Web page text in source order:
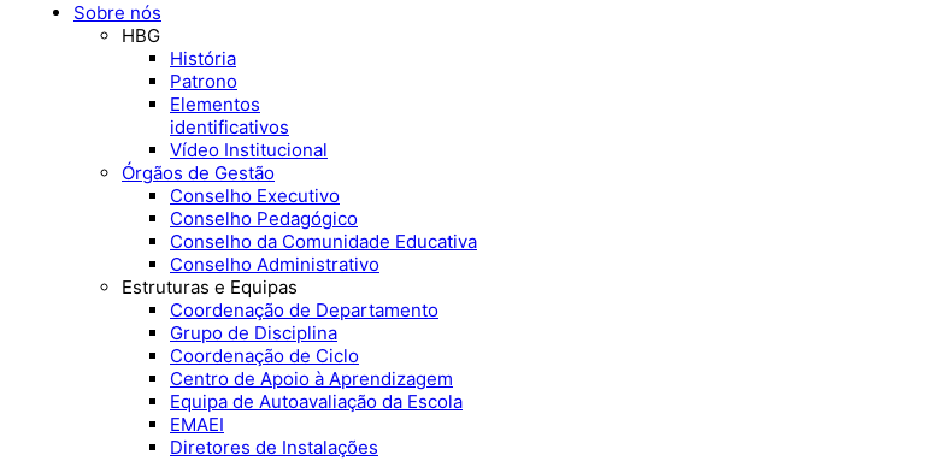
Sobre nós
HBG
História
Patrono
Elementos
identificativos
Vídeo Institucional
Órgãos de Gestão
Conselho Executivo
Conselho Pedagógico
Conselho da Comunidade Educativa
Conselho Administrativo
Estruturas e Equipas
Coordenação de Departamento
Grupo de Disciplina
Coordenação de Ciclo
Centro de Apoio à Aprendizagem
Equipa de Autoavaliação da Escola
EMAEI
Diretores de Instalações